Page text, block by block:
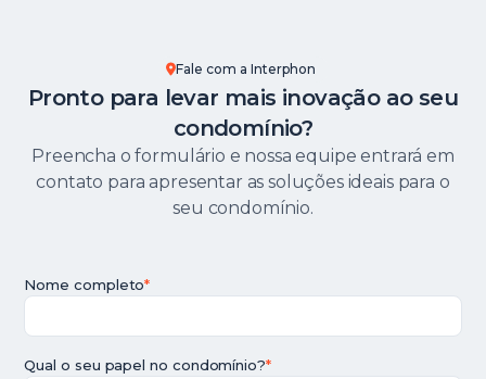
Fale com a Interphon
Pronto para levar mais inovação ao seu
condomínio?
Preencha o formulário e nossa equipe entrará em
contato para apresentar as soluções ideais para o
seu condomínio.
Nome completo*
Qual o seu papel no condomínio?*